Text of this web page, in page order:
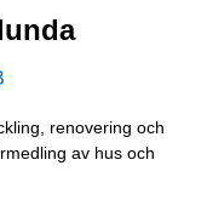
renovering och
av hus och